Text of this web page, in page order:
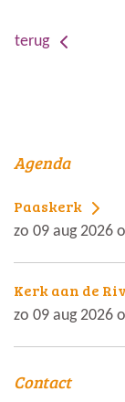
terug
Agenda
Paaskerk
zo 09 aug 2026
Kerk aan de
zo 09 aug 2026
Contact